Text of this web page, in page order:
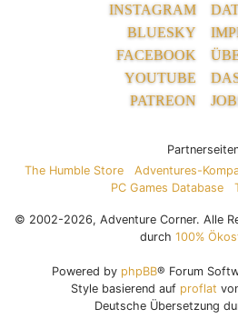
INSTAGRAM
BLUESKY
FACEBOOK
YOUTUBE
PATREON
The Humble Store
Adventures-
PC Games Database
© 2002-2026, Adventure Corner. Alle
durch 100%
Powered by phpBB® Forum
Style basierend auf proflat
Deutsche Übersetzung